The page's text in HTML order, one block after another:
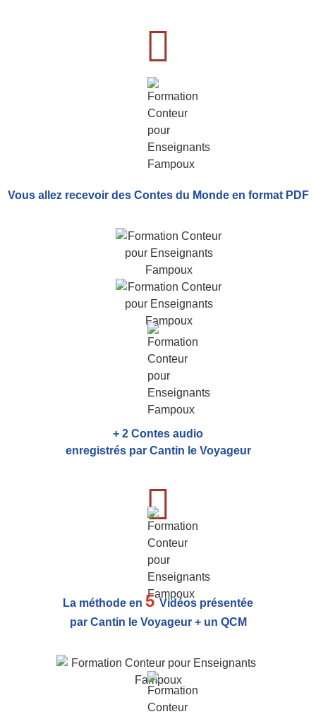
Vous allez recevoir des Contes du Monde en format PDF
+ 2 Contes audio
enregistrés par Cantin le Voyageur
La méthode en 5Vidéos présentée
par Cantin le Voyageur + un QCM